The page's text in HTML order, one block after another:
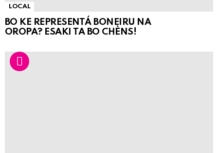
LOCAL
BO KE REPRESENTÁ BONEIRU NA
OROPA? ESAKI TA BO CHÈNS!